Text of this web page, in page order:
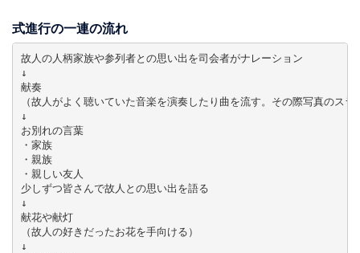
式進行の一連の流れ
故人の人柄家族や参列者との思い出を司会者がナレーション
↓
献奏
（故人がよく聴いていた音楽を演奏したり曲を流す。その際写真のス
↓
お別れの言葉
・家族
・親族
・親しい友人
少しずつ皆さんで故人との思い出を語る
↓
献花や献灯
（故人の好きだったお花を手向ける）
↓